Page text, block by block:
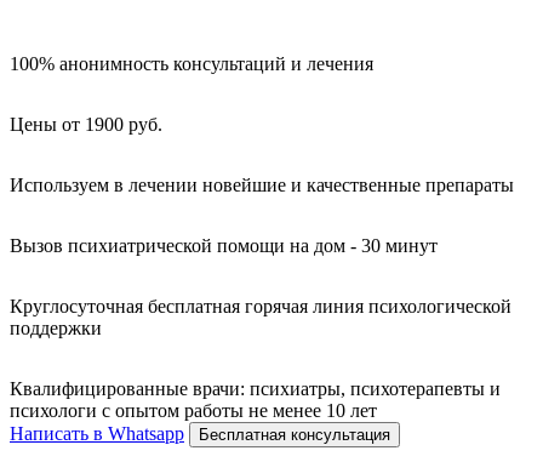
100% анонимность консультаций и лечения
Цены от 1900 руб.
Используем в лечении новейшие и качественные препараты
Вызов психиатрической помощи на дом - 30 минут
Круглосуточная бесплатная горячая линия психологической
поддержки
Квалифицированные врачи: психиатры, психотерапевты и
психологи с опытом работы не менее 10 лет
Написать в Whatsapp
Бесплатная консультация